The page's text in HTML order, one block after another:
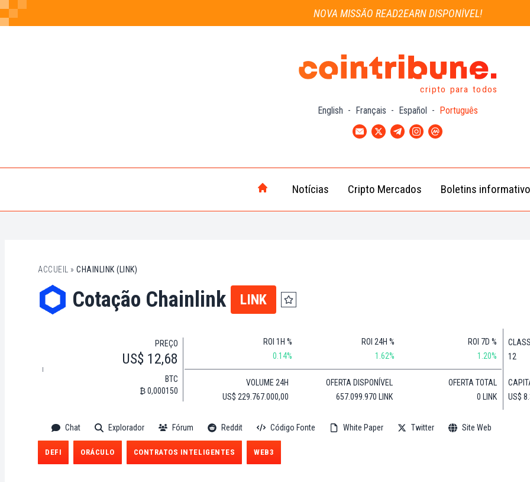
NOVA MISSÃO READ2EARN DISPONÍVEL!
cripto para todos
English - Français - Español - Português
Notícias
Notícias
Cripto
Tecnologia
Celebridades
Cripto Mercados
(BTC)
Dogecoin
Boletins
ACCUEIL » CHAINLINK (LINK)
Cotação Chainlink LINK
PREÇO
US$ 12,68
BTC
₿ 0,000150
ROI 1H %
0.14%
ROI 24H %
1.62%
ROI 7D %
1.20%
VOLUME 24H
US$ 229.767.000,00
OFERTA DISPONÍVEL
657.099.970 LINK
OFERTA TOTAL
0 LINK
12
US$
Chat Explorador Fórum Reddit Código Fonte White Paper Twitter Site Web
DEFI ORÁCULO CONTRATOS INTELIGENTES WEB3